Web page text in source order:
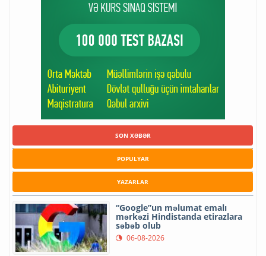
SON XƏBƏR
POPULYAR
YAZARLAR
“Google”un məlumat emalı
mərkəzi Hindistanda etirazlara
səbəb olub
06-08-2026